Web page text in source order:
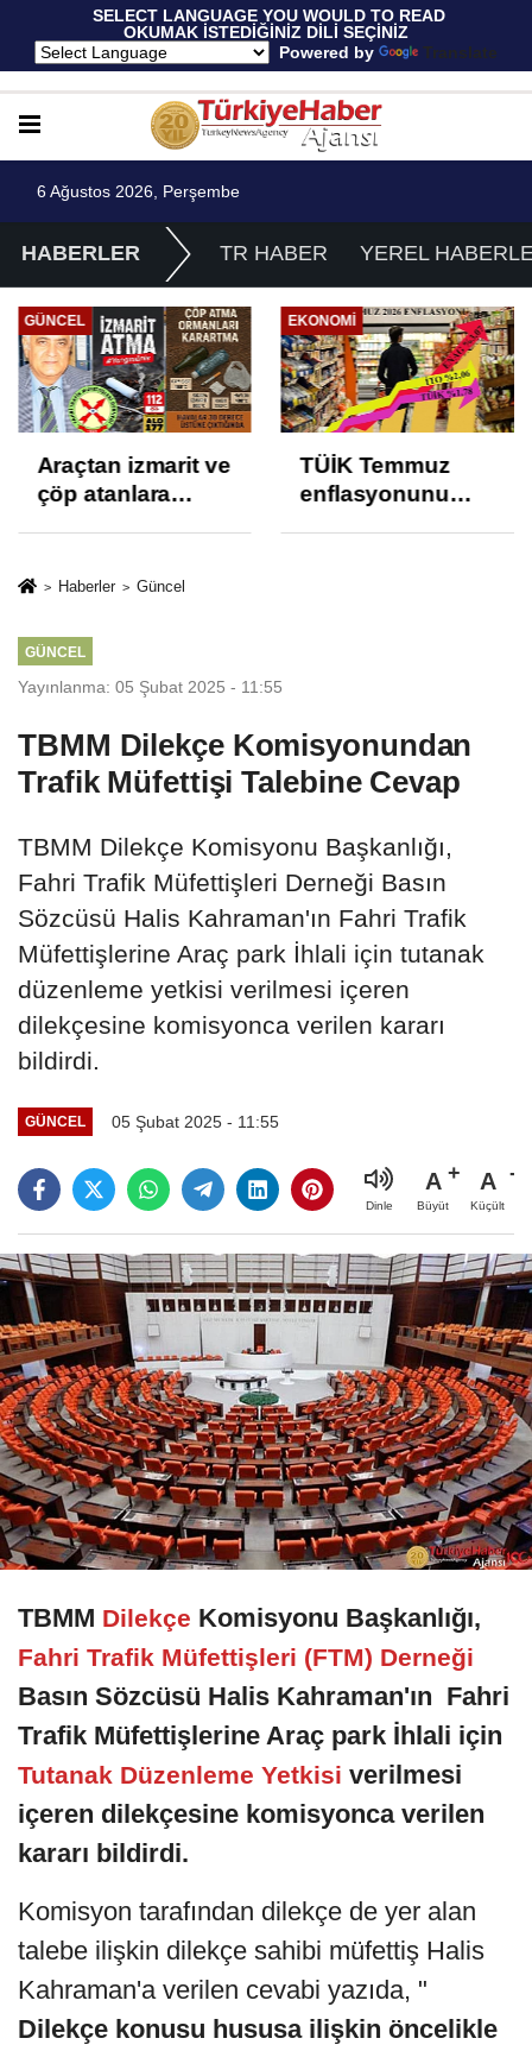
SELECT LANGUAGE YOU WOULD TO READ
OKUMAK İSTEDİĞİNİZ DİLİ SEÇİNİZ
Powered by
Translate
6 Ağustos 2026, Perşembe
HABERLER TR HABER YEREL
GÜNCEL
Araçtan izmarit ve
çöp atanlara
izmariti
EKONOMI
TÜİK Temmuz
enflasyonunu
Haberler Güncel
GÜNCEL
Yayınlanma: 05 Şubat 2025 - 11:55
TBMM Dilekçe Komisyonundan
Trafik Müfettişi Talebine Cevap
TBMM Dilekçe Komisyonu Başkanlığı,
Fahri Trafik Müfettişleri Derneği Basın
Sözcüsü Halis Kahraman'ın Fahri Trafik
Müfettişlerine Araç park İhlali için tutanak
düzenleme yetkisi verilmesi içeren
dilekçesine komisyonca verilen kararı
bildirdi.
GÜNCEL 05 Şubat 2025 - 11:55
Dinle
A
Büyüt
A
Küçült
TBMM Dilekçe Komisyonu Başkanlığı,
Fahri Trafik Müfettişleri (FTM) Derneği
Basın Sözcüsü Halis Kahraman'ın Fahri
Trafik Müfettişlerine Araç park İhlali için
Tutanak Düzenleme Yetkisi verilmesi
içeren dilekçesine komisyonca verilen
kararı bildirdi.
Komisyon tarafından dilekçe de yer alan
talebe ilişkin dilekçe sahibi müfettiş Halis
Kahraman'a verilen cevabi yazıda, "
Dilekçe konusu hususa ilişkin öncelikle